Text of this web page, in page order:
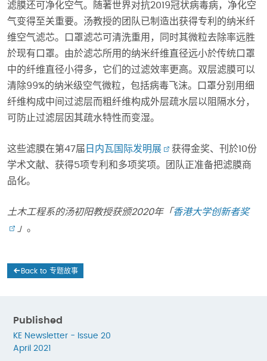
滤膜还可净化空气。随著世界对抗2019冠状病毒病，净化空
气变得至关重要。汤教授的团队已制造出获得专利的纳米纤
维空气滤芯。口罩滤芯可清洗重用，同时其微粒去除率远胜
於现有口罩。由於滤芯所用的纳米纤维直径远小於传统口罩
中的纤维直径小得多，它们的过滤效率更高。双层滤膜可以
清除99%的纳米级空气微粒，包括病毒飞沫。口罩分别用细
纤维构成中间过滤层而粗纤维构成外层疏水层以阻隔水分，
可防止过滤层因其疏水特性而变湿。
这些滤膜在第47届 日内瓦国际发明展
获得金奖、刊於10份
学术文献、获得5项专利和多项奖项。团队正准备把滤膜商
品化。
土木工程系的汤初阳教授获颁2020年「香港大学创新者奖
」 。
Back to 专题故事
Published
KE Newsletter - Issue 20
April 2021